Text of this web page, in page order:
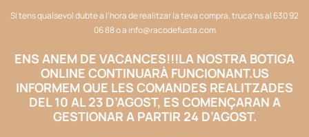
Si tens qualsevol dubte a l’hora de realitzar la teva compra, truca’ns al 630 92
06 88o a info@racodefusta.com
ENS ANEM DE VACANCES!!!LA NOSTRA BOTIGA
ONLINE CONTINUARÀ FUNCIONANT.US
INFORMEM QUE LES COMANDES REALITZADES
DEL 10 AL 23 D’AGOST, ES COMENÇARAN A
GESTIONAR A PARTIR 24 D’AGOST.